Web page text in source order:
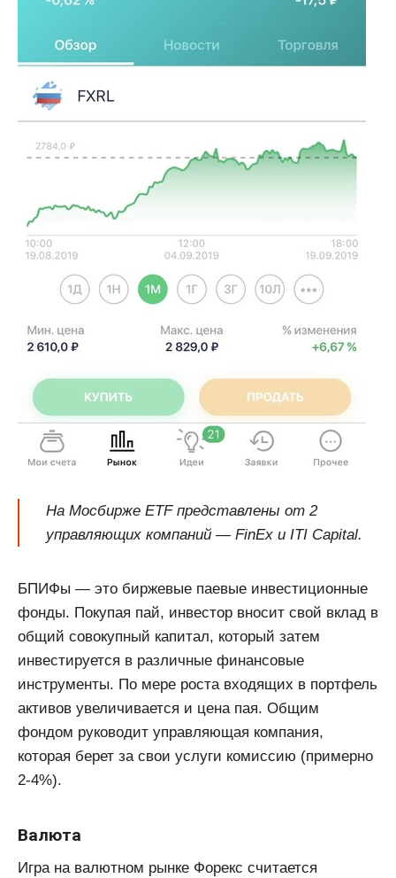
На Мосбирже ETF представлены от 2
управляющих компаний — FinEx и ITI Capital.
БПИФы — это биржевые паевые инвестиционные
фонды. Покупая пай, инвестор вносит свой вклад в
общий совокупный капитал, который затем
инвестируется в различные финансовые
инструменты. По мере роста входящих в портфель
активов увеличивается и цена пая. Общим
фондом руководит управляющая компания,
которая берет за свои услуги комиссию (примерно
2-4%).
Валюта
Игра на валютном рынке Форекс считается